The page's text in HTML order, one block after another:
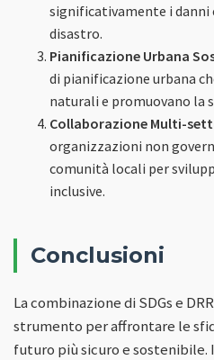
significativamente i danni
disastro.
Pianificazione Urbana
di pianificazione urbana
naturali e promuovano la
Collaborazione Multi-
organizzazioni non
comunità locali per
inclusive.
Conclusioni
La combinazione di SDGs e
strumento per affrontare le
futuro più sicuro e